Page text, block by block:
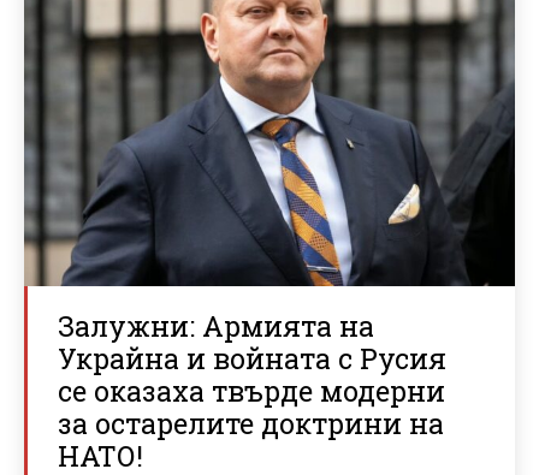
Залужни: Армията на
Украйна и войната с Русия
се оказаха твърде модерни
за остарелите доктрини на
НАТО!